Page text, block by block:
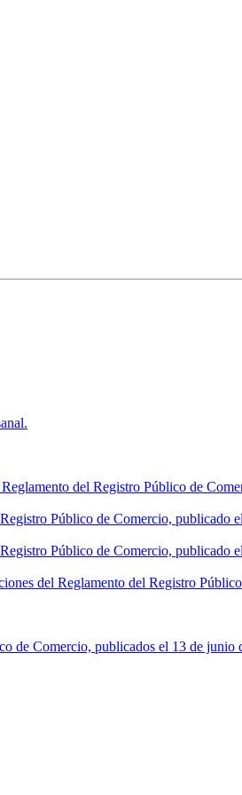
del Registro Público de
Público de Comercio,
Público de Comercio, publicado
del Reglamento del Registro
de Comercio, publicados el 13 de